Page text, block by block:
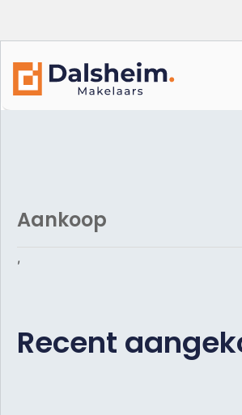
Aankoop
,
Recent